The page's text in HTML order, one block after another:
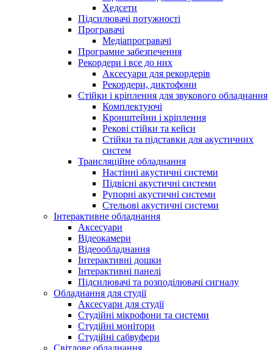
Хедсети
Підсилювачі потужності
Програвачі
Медіапрогравачі
Програмне забезпечення
Рекордери і все до них
Аксесуари для рекордерів
Рекордери, диктофони
Стійки і кріплення для звукового обладнання
Комплектуючі
Кронштейни і кріплення
Рекові стійки та кейси
Стійки та підставки для акустичних
систем
Трансляційне обладнання
Настінні акустичні системи
Підвісні акустичні системи
Рупорні акустичні системи
Стельові акустичні системи
Інтерактивне обладнання
Аксесуари
Відеокамери
Відеообладнання
Інтерактивні дошки
Інтерактивні панелі
Підсилювачі та розподілювачі сигналу
Обладнання для студії
Аксесуари для студії
Студійні мікрофони та системи
Студійні монітори
Студійні сабвуфери
Світлове обладнання